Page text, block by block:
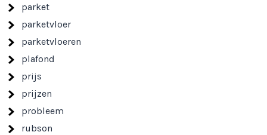
parket
parketvloer
parketvloeren
plafond
prijs
prijzen
probleem
rubson